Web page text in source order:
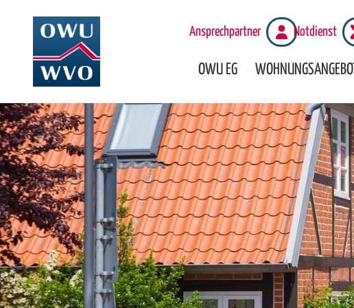
Ansprechpartner Notdienst
OWU EG WOHNUNGSANGEBOT